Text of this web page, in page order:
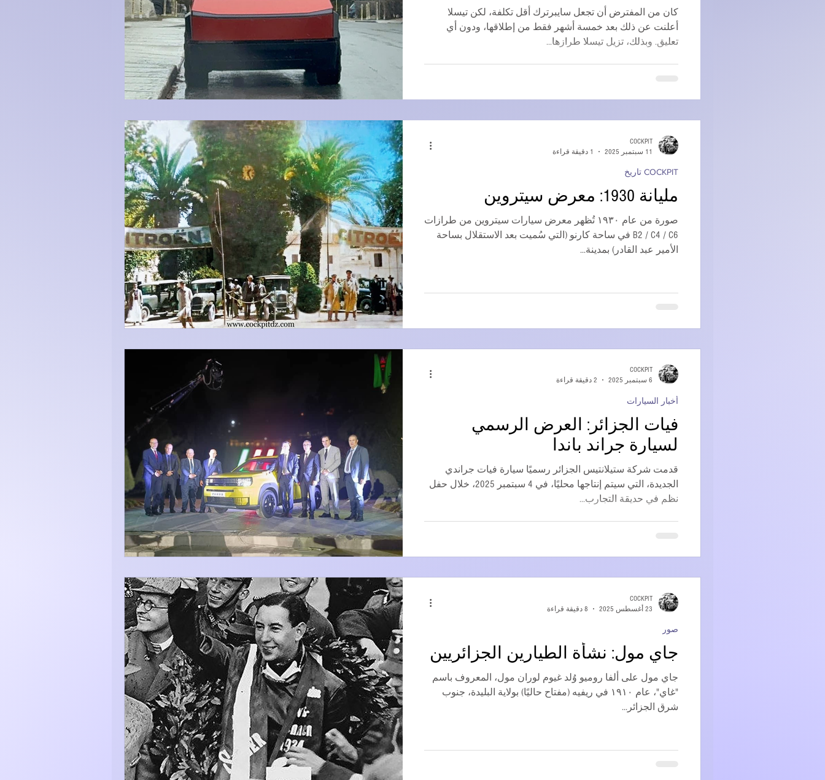
كان من المفترض أن تجعل سايبرترك أقل تكلفة، لكن تيسلا
أعلنت عن ذلك بعد خمسة أشهر فقط من إطلاقها، ودون أي
تعليق. وبذلك، تزيل تيسلا طرازها...
مليانة 1930: معرض سيتروين
صورة من عام ١٩٣٠ تُظهر معرض سيارات سيتروين من طرازات
B2 / C4 / C6 في ساحة كارنو (التي سُميت بعد الاستقلال بساحة
الأمير عبد القادر) بمدينة...
COCKPIT تاريخ
COCKPIT
11 سبتمبر 2025
1 دقيقة قراءة
فيات الجزائر: العرض الرسمي
لسيارة جراند باندا
قدمت شركة ستيلانتيس الجزائر رسميًا سيارة فيات جراندي
الجديدة، التي سيتم إنتاجها محليًا، في 4 سبتمبر 2025، خلال حفل
نظم في حديقة التجارب...
أخبار السيارات
COCKPIT
6 سبتمبر 2025
2 دقيقة قراءة
جاي مول: نشأة الطيارين الجزائريين
جاي مول على ألفا روميو وُلد غيوم لوران مول، المعروف باسم
"غاي"، عام ١٩١٠ في ريفيه (مفتاح حاليًا) بولاية البليدة، جنوب
شرق الجزائر...
صور
COCKPIT
23 أغسطس 2025
8 دقيقة قراءة